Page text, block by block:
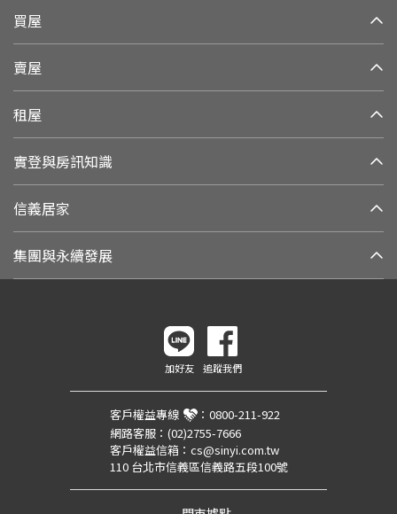
買屋
賣屋
租屋
實登與房訊知識
信義居家
集團與永續發展
加好友 追蹤我們
客戶權益專線 ： 0800-211-922
網路客服： (02)2755-7666
客戶權益信箱： cs@sinyi.com.tw
110 台北市信義區信義路五段100號